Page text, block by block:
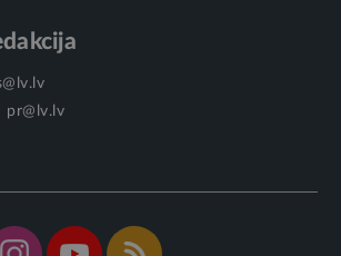
pr@lv.lv